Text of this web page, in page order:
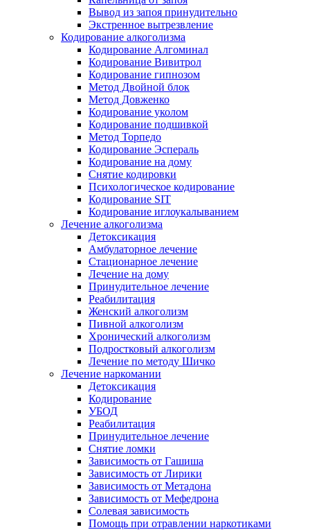
Вывод из запоя принудительно
Экстренное вытрезвление
Кодирование алкоголизма
Кодирование Алгоминал
Кодирование Вивитрол
Кодирование гипнозом
Метод Двойной блок
Метод Довженко
Кодирование уколом
Кодирование подшивкой
Метод Торпедо
Кодирование Эспераль
Кодирование на дому
Снятие кодировки
Психологическое кодирование
Кодирование SIT
Кодирование иглоукалыванием
Лечение алкоголизма
Детоксикация
Амбулаторное лечение
Стационарное лечение
Лечение на дому
Принудительное лечение
Реабилитация
Женский алкоголизм
Пивной алкоголизм
Хронический алкоголизм
Подростковый алкоголизм
Лечение по методу Шичко
Лечение наркомании
Детоксикация
Кодирование
УБОД
Реабилитация
Принудительное лечение
Снятие ломки
Зависимость от Гашиша
Зависимость от Лирики
Зависимость от Метадона
Зависимость от Мефедрона
Солевая зависимость
Помощь при отравлении наркотиками